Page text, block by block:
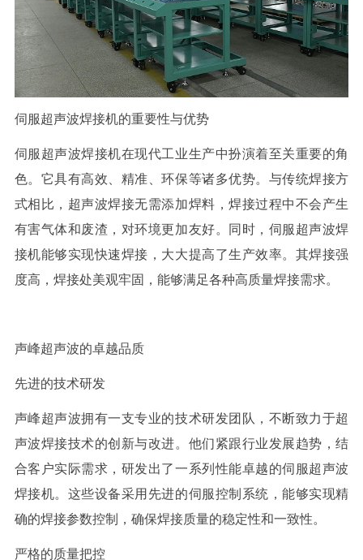
伺服超声波焊接机的重要性与优势
伺服超声波焊接机在现代工业生产中扮演着至关重要的角
色。它具有高效、精准、环保等诸多优势。与传统焊接方
式相比，超声波焊接无需添加焊料，焊接过程中不会产生
有害气体和废渣，对环境更加友好。同时，伺服超声波焊
接机能够实现快速焊接，大大提高了生产效率。其焊接强
度高，焊接处美观牢固，能够满足各种高质量焊接需求。
声峰超声波的卓越品质
先进的技术研发
声峰超声波拥有一支专业的技术研发团队，不断致力于超
声波焊接技术的创新与改进。他们紧跟行业发展趋势，结
合客户实际需求，研发出了一系列性能卓越的伺服超声波
焊接机。这些设备采用先进的伺服控制系统，能够实现精
确的焊接参数控制，确保焊接质量的稳定性和一致性。
严格的质量把控